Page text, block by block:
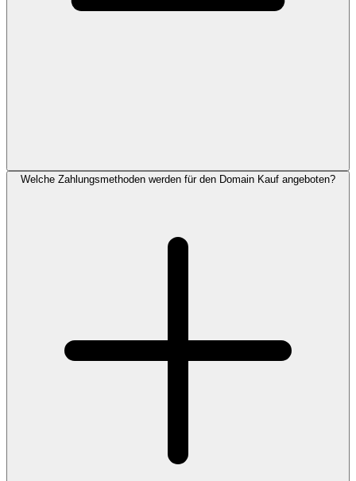
Welche Zahlungsmethoden werden für den Domain Kauf angeboten?